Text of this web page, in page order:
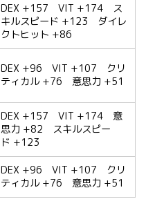
DEX +157 VIT +174 ス
キルスピード +123 ダイレ
クトヒット +86
DEX +96 VIT +107 クリ
ティカル +76 意思力 +51
DEX +157 VIT +174 意
思力 +82 スキルスピー
ド +123
DEX +96 VIT +107 クリ
ティカル +76 意思力 +51